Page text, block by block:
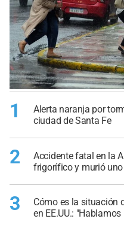
1
Alerta naranja por
ciudad de Santa Fe
2
Accidente fatal en la
frigorífico y murió
3
Cómo es la situación
en EE.UU.: